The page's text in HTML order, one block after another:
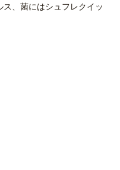
、菌にはシュフレクイッ